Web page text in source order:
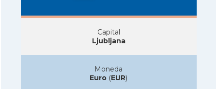
Capital
Ljubljana
Moneda
Euro (EUR)